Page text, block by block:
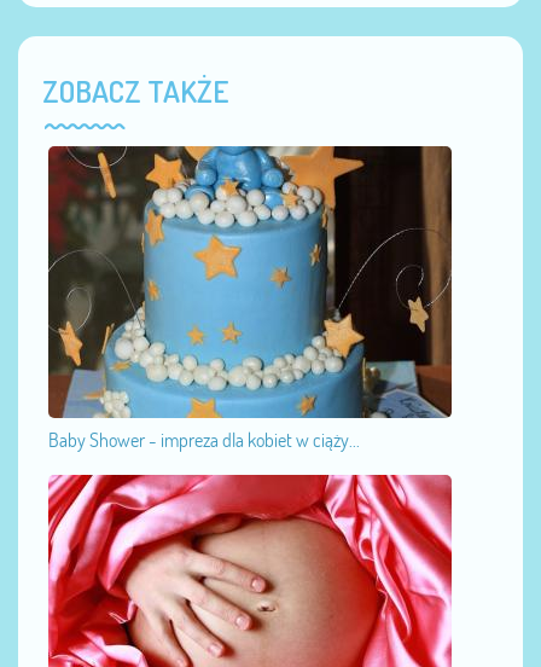
ZOBACZ TAKŻE
Baby Shower - impreza dla kobiet w ciąży...